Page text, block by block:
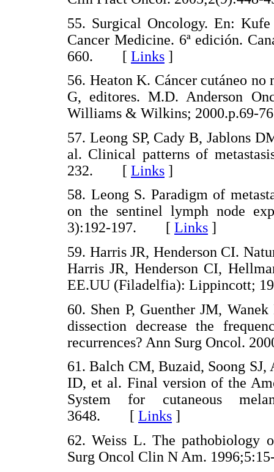
55. Surgical Oncology. En:
Cancer Medicine. 6ª edición.
660. [ Links ]
56. Heaton K. Cáncer cutáneo
G, editores. M.D. Anderson
Williams & Wilkins;
57. Leong SP, Cady B, Jablons
al. Clinical patterns of
232. [ Links ]
58. Leong S. Paradigm of
on the sentinel lymph node
3):192-197. [ Links ]
59. Harris JR, Henderson CI.
Harris JR, Henderson CI,
EE.UU (Filadelfia):
60. Shen P, Guenther JM,
dissection decrease the
recurrences? Ann Surg Oncol.
61. Balch CM, Buzaid, Soong
ID, et al. Final version of the
System for cutaneous
3648. [ Links ]
62. Weiss L. The pathobiology
Surg Oncol Clin N Am.